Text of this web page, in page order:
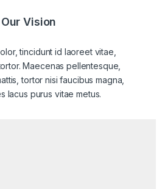
Our Vision
tincidunt id laoreet vitae,
Maecenas pellentesque,
tortor nisi faucibus magna,
lacus purus vitae metus.